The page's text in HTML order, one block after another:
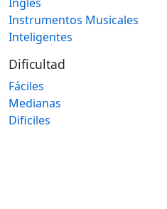
Instrumentos Musicales
Inteligentes
Dificultad
Fáciles
Medianas
Dificiles